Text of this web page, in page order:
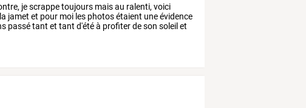
jescrappetoujours maisau ralenti, voici
jamet et pour moi les photosétaient uneévidence
passétant et tant d'étéà profiterdeson soleil et